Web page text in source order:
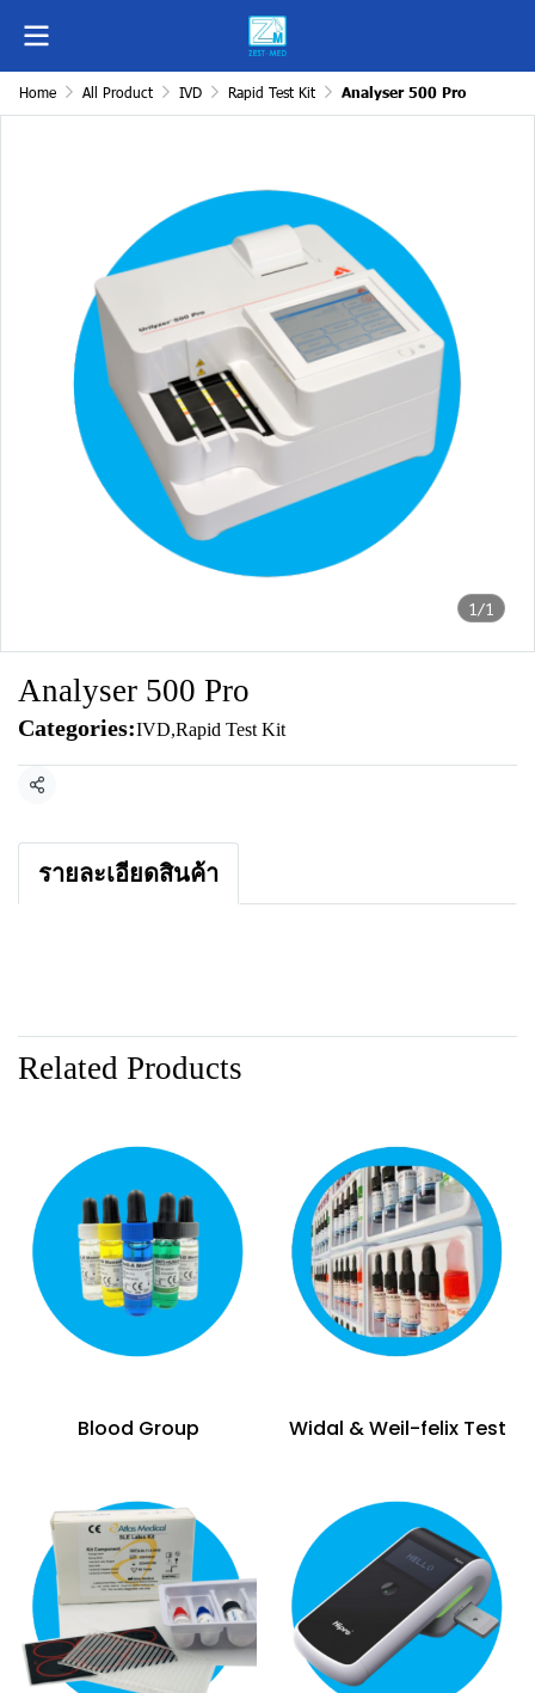
Home All Product IVD Rapid Test Kit Analyser 500 Pro
1/1
Analyser 500 Pro
Categories:IVD,Rapid Test Kit
Share
รายละเอียดสินค้า
Related Products
Blood Group Widal & Weil-felix Test